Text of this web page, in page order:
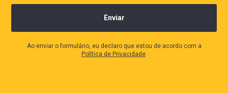
Ao enviar o formulário, eu declaro que estou de acordo com a
Política de Privacidade.